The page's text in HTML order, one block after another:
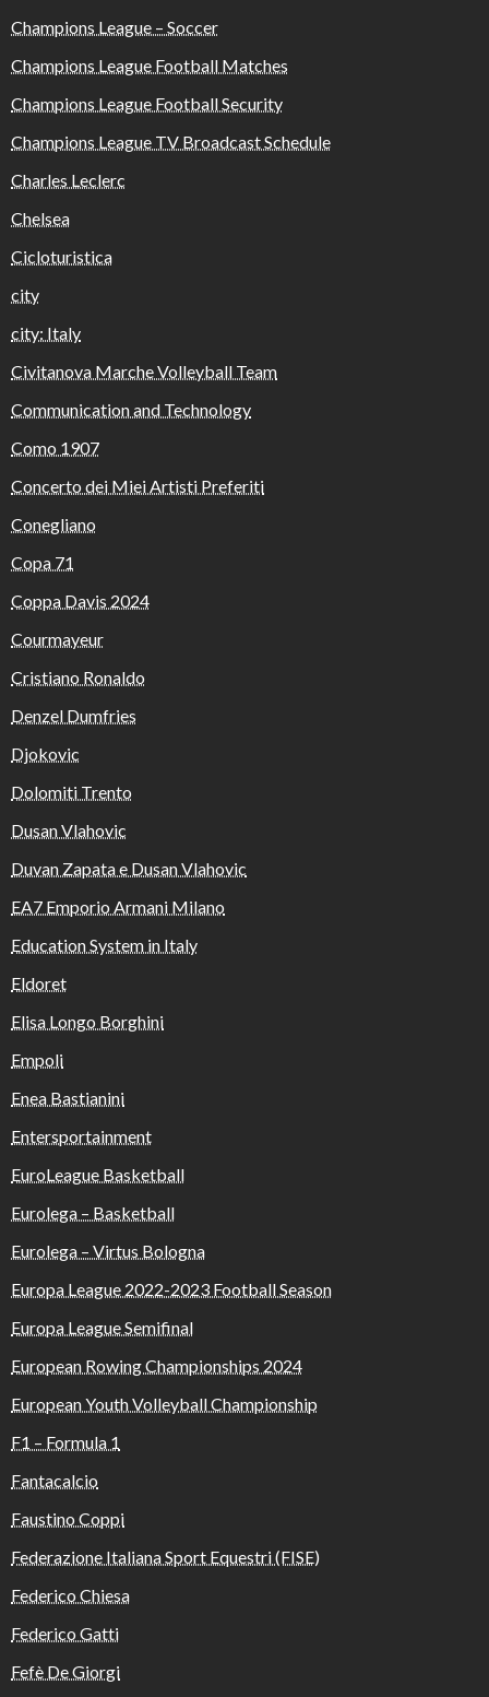
Champions League – Soccer
Champions League Football Matches
Champions League Football Security
Champions League TV Broadcast Schedule
Charles Leclerc
Chelsea
Cicloturistica
city
city: Italy
Civitanova Marche Volleyball Team
Communication and Technology
Como 1907
Concerto dei Miei Artisti Preferiti
Conegliano
Copa 71
Coppa Davis 2024
Courmayeur
Cristiano Ronaldo
Denzel Dumfries
Djokovic
Dolomiti Trento
Dusan Vlahovic
Duvan Zapata e Dusan Vlahovic
EA7 Emporio Armani Milano
Education System in Italy
Eldoret
Elisa Longo Borghini
Empoli
Enea Bastianini
Entersportainment
EuroLeague Basketball
Eurolega – Basketball
Eurolega – Virtus Bologna
Europa League 2022-2023 Football Season
Europa League Semifinal
European Rowing Championships 2024
European Youth Volleyball Championship
F1 – Formula 1
Fantacalcio
Faustino Coppi
Federazione Italiana Sport Equestri (FISE)
Federico Chiesa
Federico Gatti
Fefè De Giorgi